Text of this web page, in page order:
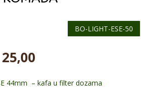
BO-LIGHT-ESE-50
25,00
je:
KM 25,00.
44mm – kafa u filter dozama